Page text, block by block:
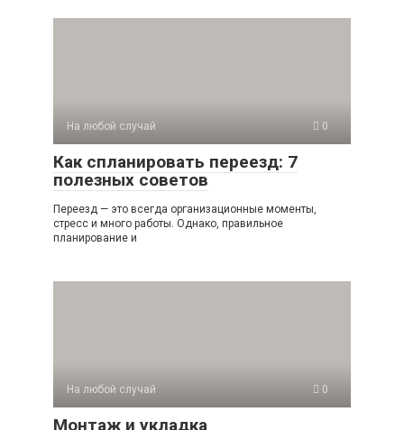
На любой случай 0
Как спланировать переезд: 7
полезных советов
Переезд — это всегда организационные моменты,
стресс и много работы. Однако, правильное
планирование и
На любой случай 0
Монтаж и укладка